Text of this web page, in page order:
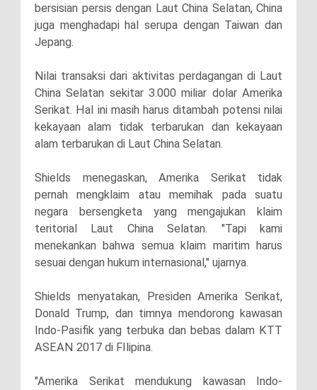
bersisian persis dengan Laut China Selatan, China
juga menghadapi hal serupa dengan Taiwan dan
Jepang.
Nilai transaksi dari aktivitas perdagangan di Laut
China Selatan sekitar 3.000 miliar dolar Amerika
Serikat. Hal ini masih harus ditambah potensi nilai
kekayaan alam tidak terbarukan dan kekayaan
alam terbarukan di Laut China Selatan.
Shields menegaskan, Amerika Serikat tidak
pernah mengklaim atau memihak pada suatu
negara bersengketa yang mengajukan klaim
teritorial Laut China Selatan. "Tapi kami
menekankan bahwa semua klaim maritim harus
sesuai dengan hukum internasional," ujarnya.
Shields menyatakan, Presiden Amerika Serikat,
Donald Trump, dan timnya mendorong kawasan
Indo-Pasifik yang terbuka dan bebas dalam KTT
ASEAN 2017 di FIlipina.
"Amerika Serikat mendukung kawasan Indo-